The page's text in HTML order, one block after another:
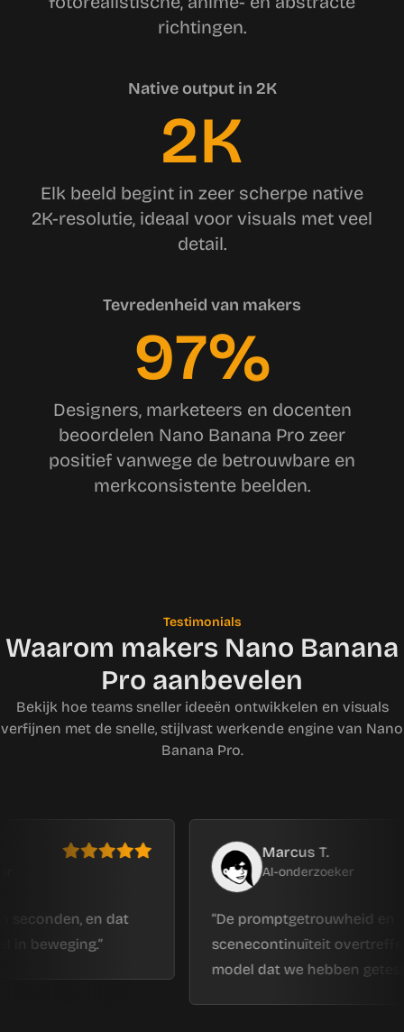
richtingen.
Native output in 2K
2K
Elk beeld begint in zeer scherpe native
2K-resolutie, ideaal voor visuals met veel
detail.
Tevredenheid van makers
97%
Designers, marketeers en docenten
beoordelen Nano Banana Pro zeer
positief vanwege de betrouwbare en
merkconsistente beelden.
Testimonials
Waarom makers Nano Banana
Pro aanbevelen
Bekijk hoe teams sneller ideeën ontwikkelen en visuals
verfijnen met de snelle, stijlvast werkende engine van Nano
Banana Pro.
en dat
Marcus T.
AI-onderzoeker
De promptgetrouwheid en
scenecontinuïteit overtreffen elk
model dat we hebben getest.